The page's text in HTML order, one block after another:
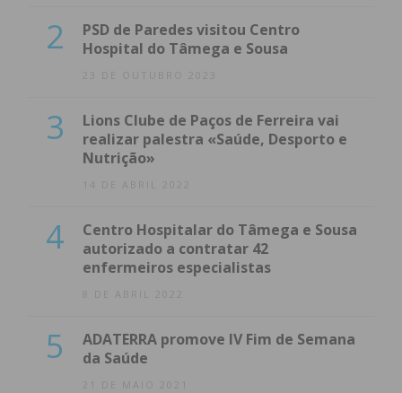
2
PSD de Paredes visitou Centro
Hospital do Tâmega e Sousa
23 DE OUTUBRO 2023
3
Lions Clube de Paços de Ferreira vai
realizar palestra «Saúde, Desporto e
Nutrição»
14 DE ABRIL 2022
4
Centro Hospitalar do Tâmega e Sousa
autorizado a contratar 42
enfermeiros especialistas
8 DE ABRIL 2022
5
ADATERRA promove IV Fim de Semana
da Saúde
21 DE MAIO 2021